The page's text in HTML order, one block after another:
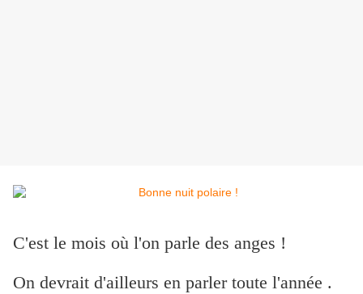
C'est le mois où l'on parle des anges !
On devrait d'ailleurs en parler toute l'année .